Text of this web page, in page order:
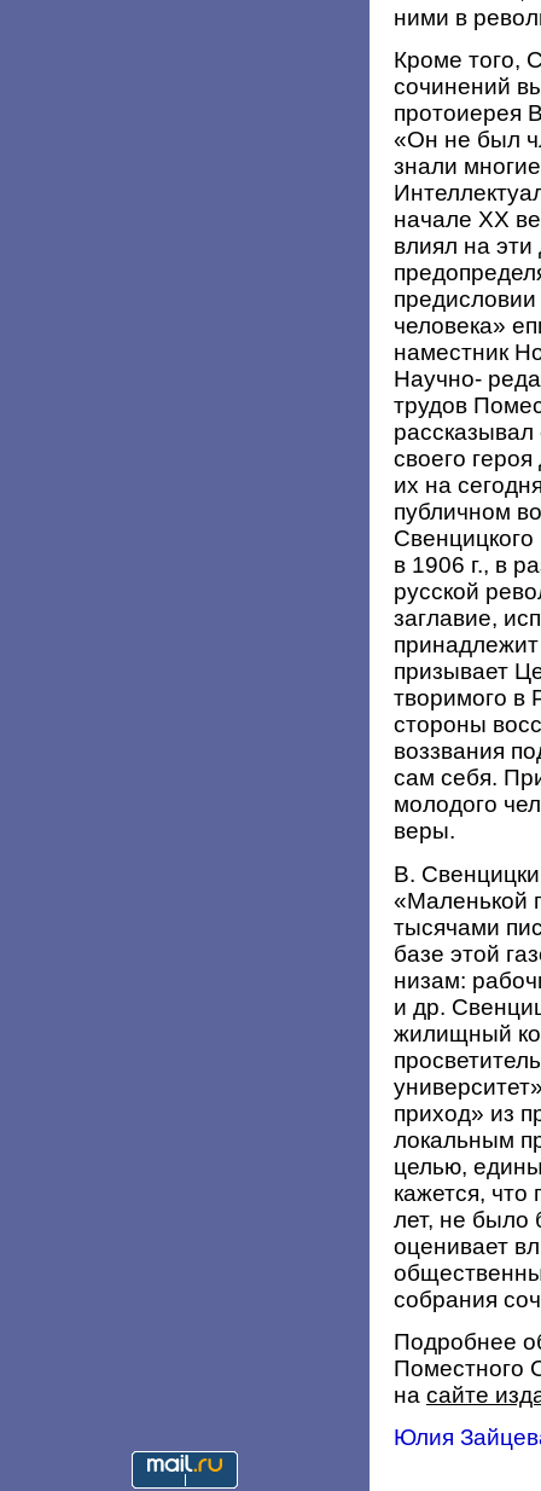
ними в
Кроме того,
сочинений
протоиерея
«Он не был
знали
начале ХХ
влиял на эти
предисловии
человека»
наместник
Научно-
трудов
своего
их на
публичном
в 1906 г., в
русской
заглавие,
призывает
творимого в
стороны
воззвания
сам себя.
молодого
веры.
В.
«Маленькой
тысячами
базе этой
низам:
и др.
жилищный
приход» из
локальным
целью,
кажется, что
лет, не было
оценивает
собрания
Подробнее
Поместного
на сайте
Юлия